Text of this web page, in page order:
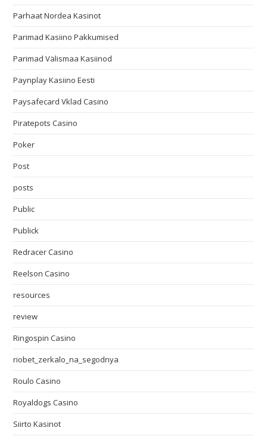
Parhaat Nordea Kasinot
Parimad Kasiino Pakkumised
Parimad Välismaa Kasiinod
Paynplay Kasiino Eesti
Paysafecard Vklad Casino
Piratepots Casino
Poker
Post
posts
Public
Publick
Redracer Casino
Reelson Casino
resources
review
Ringospin Casino
riobet_zerkalo_na_segodnya
Roulo Casino
Royaldogs Casino
Siirto Kasinot